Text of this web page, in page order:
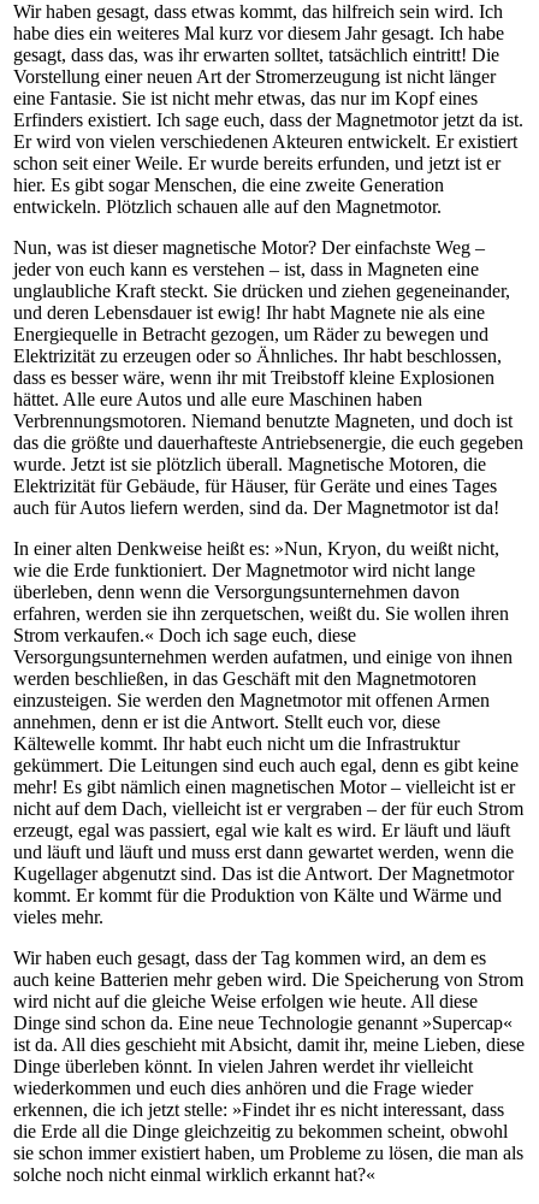
Wir haben gesagt, dass etwas kommt, das hilfreich sein wird. Ich
habe dies ein weiteres Mal kurz vor diesem Jahr gesagt. Ich habe
gesagt, dass das, was ihr erwarten solltet, tatsächlich eintritt! Die
Vorstellung einer neuen Art der Stromerzeugung ist nicht länger
eine Fantasie. Sie ist nicht mehr etwas, das nur im Kopf eines
Erfinders existiert. Ich sage euch, dass der Magnetmotor jetzt da ist.
Er wird von vielen verschiedenen Akteuren entwickelt. Er existiert
schon seit einer Weile. Er wurde bereits erfunden, und jetzt ist er
hier. Es gibt sogar Menschen, die eine zweite Generation
entwickeln. Plötzlich schauen alle auf den Magnetmotor.
Nun, was ist dieser magnetische Motor? Der einfachste Weg –
jeder von euch kann es verstehen – ist, dass in Magneten eine
unglaubliche Kraft steckt. Sie drücken und ziehen gegeneinander,
und deren Lebensdauer ist ewig! Ihr habt Magnete nie als eine
Energiequelle in Betracht gezogen, um Räder zu bewegen und
Elektrizität zu erzeugen oder so Ähnliches. Ihr habt beschlossen,
dass es besser wäre, wenn ihr mit Treibstoff kleine Explosionen
hättet. Alle eure Autos und alle eure Maschinen haben
Verbrennungsmotoren. Niemand benutzte Magneten, und doch ist
das die größte und dauerhafteste Antriebsenergie, die euch gegeben
wurde. Jetzt ist sie plötzlich überall. Magnetische Motoren, die
Elektrizität für Gebäude, für Häuser, für Geräte und eines Tages
auch für Autos liefern werden, sind da. Der Magnetmotor ist da!
In einer alten Denkweise heißt es: »Nun, Kryon, du weißt nicht,
wie die Erde funktioniert. Der Magnetmotor wird nicht lange
überleben, denn wenn die Versorgungsunternehmen davon
erfahren, werden sie ihn zerquetschen, weißt du. Sie wollen ihren
Strom verkaufen.« Doch ich sage euch, diese
Versorgungsunternehmen werden aufatmen, und einige von ihnen
werden beschließen, in das Geschäft mit den Magnetmotoren
einzusteigen. Sie werden den Magnetmotor mit offenen Armen
annehmen, denn er ist die Antwort. Stellt euch vor, diese
Kältewelle kommt. Ihr habt euch nicht um die Infrastruktur
gekümmert. Die Leitungen sind euch auch egal, denn es gibt keine
mehr! Es gibt nämlich einen magnetischen Motor – vielleicht ist er
nicht auf dem Dach, vielleicht ist er vergraben – der für euch Strom
erzeugt, egal was passiert, egal wie kalt es wird. Er läuft und läuft
und läuft und läuft und muss erst dann gewartet werden, wenn die
Kugellager abgenutzt sind. Das ist die Antwort. Der Magnetmotor
kommt. Er kommt für die Produktion von Kälte und Wärme und
vieles mehr.
Wir haben euch gesagt, dass der Tag kommen wird, an dem es
auch keine Batterien mehr geben wird. Die Speicherung von Strom
wird nicht auf die gleiche Weise erfolgen wie heute. All diese
Dinge sind schon da. Eine neue Technologie genannt »Supercap«
ist da. All dies geschieht mit Absicht, damit ihr, meine Lieben, diese
Dinge überleben könnt. In vielen Jahren werdet ihr vielleicht
wiederkommen und euch dies anhören und die Frage wieder
erkennen, die ich jetzt stelle: »Findet ihr es nicht interessant, dass
die Erde all die Dinge gleichzeitig zu bekommen scheint, obwohl
sie schon immer existiert haben, um Probleme zu lösen, die man als
solche noch nicht einmal wirklich erkannt hat?«